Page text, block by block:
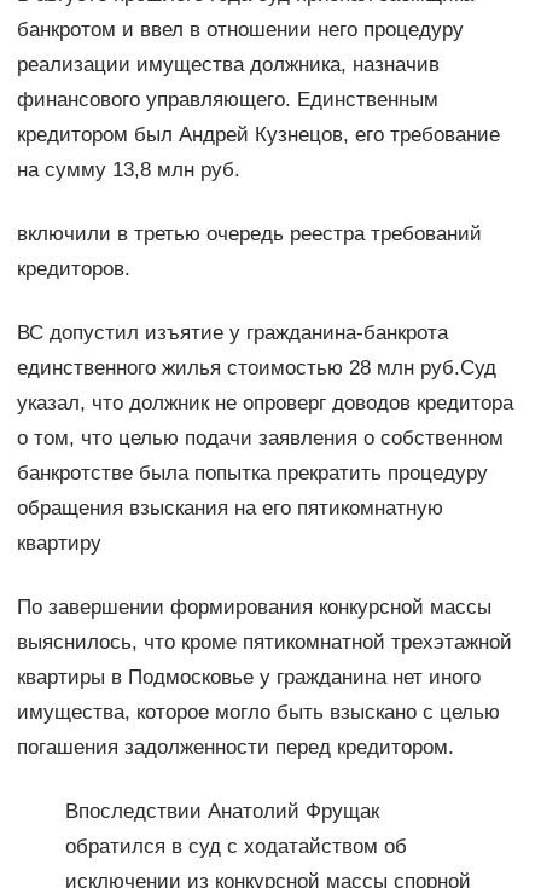
банкротом и ввел в отношении него процедуру
реализации имущества должника, назначив
финансового управляющего. Единственным
кредитором был Андрей Кузнецов, его требование
на сумму 13,8 млн руб.
включили в третью очередь реестра требований
кредиторов.
ВС допустил изъятие у гражданина-банкрота
единственного жилья стоимостью 28 млн руб.Суд
указал, что должник не опроверг доводов кредитора
о том, что целью подачи заявления о собственном
банкротстве была попытка прекратить процедуру
обращения взыскания на его пятикомнатную
квартиру
По завершении формирования конкурсной массы
выяснилось, что кроме пятикомнатной трехэтажной
квартиры в Подмосковье у гражданина нет иного
имущества, которое могло быть взыскано с целью
погашения задолженности перед кредитором.
Впоследствии Анатолий Фрущак
обратился в суд с ходатайством об
исключении из конкурсной массы спорной